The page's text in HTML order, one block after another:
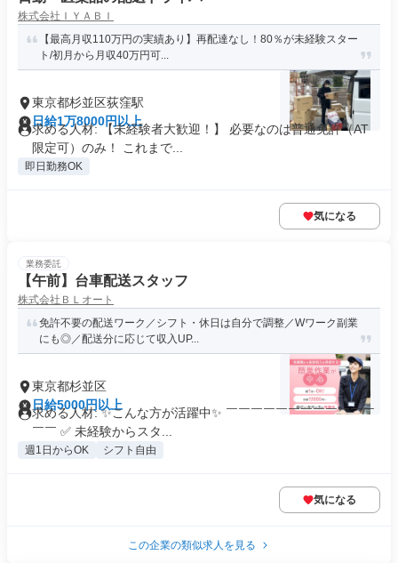
株式会社ＩＹＡＢＩ
【最高月収110万円の実績あり】再配達なし！80％が未経験スター
ト/初月から月収40万円可...
東京都杉並区荻窪駅
日給1万8000円以上
求める人材: 【未経験者大歓迎！】 必要なのは普通免許（AT
限定可）のみ！ これまで...
即日勤務OK
気になる
業務委託
【午前】台車配送スタッフ
株式会社ＢＬオート
免許不要の配送ワーク／シフト・休日は自分で調整／Wワーク副業
にも◎／配送分に応じて収入UP...
東京都杉並区
日給5000円以上
求める人材: ✨こんな方が活躍中✨ ￣￣￣￣￣￣￣￣￣￣￣￣
￣￣ ✅ 未経験からスタ...
週1日からOK シフト自由
気になる
この企業の類似求人を見る